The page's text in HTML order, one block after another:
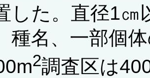
した。直径1㎝
種名、一部個
2調査区は